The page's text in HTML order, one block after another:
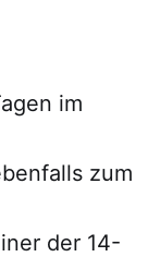
im
zum
der 14-